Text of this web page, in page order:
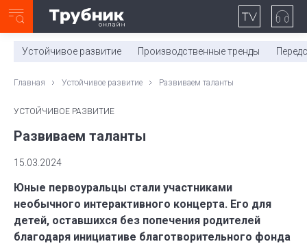
0:00/ 11:03
Устойчивое развитие Производственные тренды
Главная Устойчивое развитие Развиваем таланты
УСТОЙЧИВОЕ РАЗВИТИЕ
Развиваем таланты
15.03.2024
Юные первоуральцы стали участниками
необычного интерактивного концерта. Его для
детей, оставшихся без попечения родителей
благодаря инициативе благотворительного фонда